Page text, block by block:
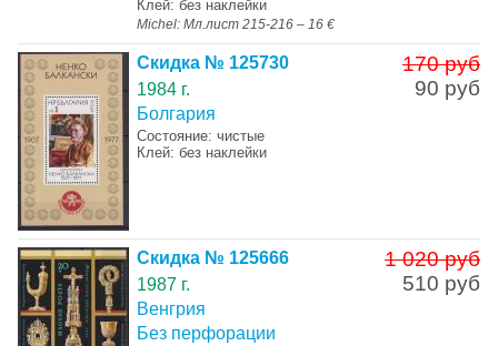
Клей: без наклейки
Michel: Мл.лист 215-216 – 16 €
170 руб
90 руб
Скидка № 125730
1984 г.
Болгария
Состояние: чистые
Клей: без наклейки
1 020 руб
510 руб
Скидка № 125666
1987 г.
Венгрия
Без перфорации